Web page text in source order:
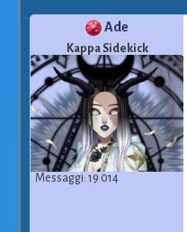
Ade
Kappa Sidekick
Messaggi: 19 014